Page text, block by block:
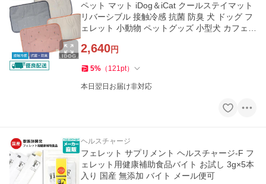
ペット マット iDog＆iCat クールステイマット
リバーシブル 接触冷感 抗菌 防臭 犬 ドッグ フ
ェレット 小動物 ペットグッズ 小型犬 カフェマ
2,640円
5% （ 121pt）
本日翌日お届け非対応
ヘルスチャージ
フェレット サプリメント ヘルスチャージ-F フ
ェレット用健康補助食品バイト お試し 3g×5本
入り 国産 無添加 バイト メール便可